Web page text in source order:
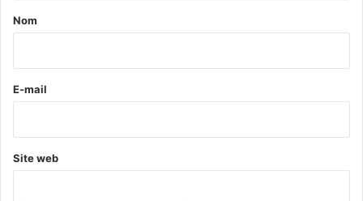
a
e
Nom
E-mail
Site web